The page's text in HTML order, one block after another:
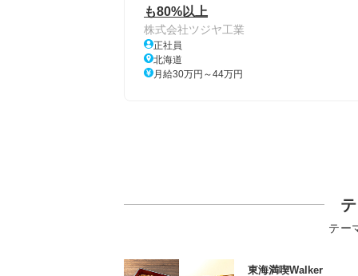
も80%以上
株式会社ツジヤ工業
正社員
北海道
月給30万円～44万円
テー
東海満喫Walker